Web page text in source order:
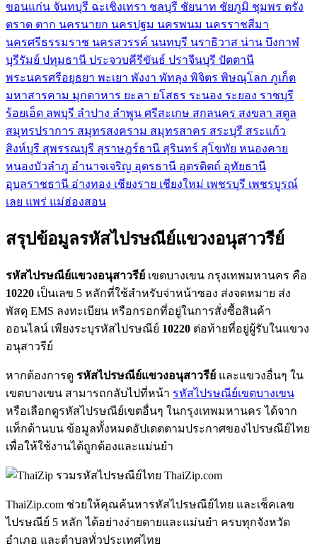
ขอนแก่น จันทบุรี ฉะเชิงเทรา ชลบุรี ชัยนาท ชัยภูมิ ชุมพร ตรัง
ตราด ตาก นครนายก นครปฐม นครพนม นครราชสีมา
นครศรีธรรมราช นครสวรรค์ นนทบุรี นราธิวาส น่าน บึงกาฬ
บุรีรัมย์ ปทุมธานี ประจวบคีรีขันธ์ ปราจีนบุรี ปัตตานี
พระนครศรีอยุธยา พะเยา พังงา พัทลุง พิจิตร พิษณุโลก ภูเก็ต
มหาสารคาม มุกดาหาร ยะลา ยโสธร ระนอง ระยอง ราชบุรี
ร้อยเอ็ด ลพบุรี ลำปาง ลำพูน ศรีสะเกษ สกลนคร สงขลา สตูล
สมุทรปราการ สมุทรสงคราม สมุทรสาคร สระบุรี สระแก้ว
สิงห์บุรี สุพรรณบุรี สุราษฎร์ธานี สุรินทร์ สุโขทัย หนองคาย
หนองบัวลำภู อำนาจเจริญ อุดรธานี อุตรดิตถ์ อุทัยธานี
อุบลราชธานี อ่างทอง เชียงราย เชียงใหม่ เพชรบุรี เพชรบูรณ์
เลย แพร่ แม่ฮ่องสอน
สรุปข้อมูลรหัสไปรษณีย์แขวงอนุสาวรีย์
รหัสไปรษณีย์แขวงอนุสาวรีย์ เขตบางเขน กรุงเทพมหานคร คือ
10220 เป็นเลข 5 หลักที่ใช้สำหรับจ่าหน้าซอง ส่งจดหมาย ส่ง
พัสดุ EMS ลงทะเบียน หรือกรอกที่อยู่ในการสั่งซื้อสินค้า
ออนไลน์ เพียงระบุรหัสไปรษณีย์ 10220 ต่อท้ายที่อยู่ผู้รับในแขวง
อนุสาวรีย์
หากต้องการดู รหัสไปรษณีย์แขวงอนุสาวรีย์ และแขวงอื่นๆ ใน
เขตบางเขน สามารถกลับไปที่หน้า รหัสไปรษณีย์เขตบางเขน
หรือเลือกดูรหัสไปรษณีย์เขตอื่นๆ ในกรุงเทพมหานคร ได้จาก
แท็กด้านบน ข้อมูลทั้งหมดอัปเดตตามประกาศของไปรษณีย์ไทย
เพื่อให้ใช้งานได้ถูกต้องและแม่นยำ
ThaiZip.com
ThaiZip.com ช่วยให้คุณค้นหารหัสไปรษณีย์ไทย และเช็คเลข
ไปรษณีย์ 5 หลัก ได้อย่างง่ายดายและแม่นยำ ครบทุกจังหวัด
อำเภอ และตำบลทั่วประเทศไทย